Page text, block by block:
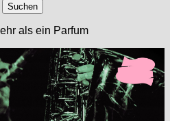
Suchen
als ein Parfum